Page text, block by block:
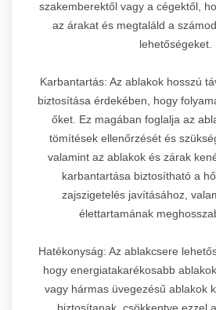
szakemberektől vagy a cégektől,
az árakat és megtaláld a
lehetőségeket.
Karbantartás: Az ablakok hosszú
biztosítása érdekében, hogy
őket. Ez magában foglalja az
tömítések ellenőrzését és
valamint az ablakok és zárak
karbantartása biztosítható a
zajszigetelés javításához,
élettartamának
Hatékonyság: Az ablakcsere
hogy energiatakarékosabb
vagy hármas üvegezésű ablakok
biztosítanak, csökkentve ezzel